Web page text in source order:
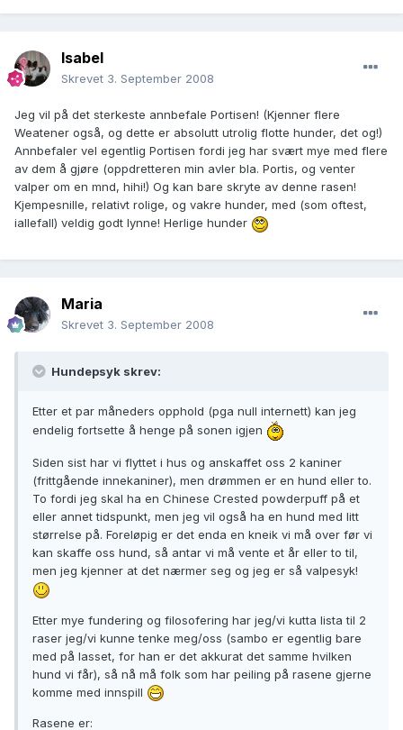
Isabel
Skrevet 3. September 2008
Jeg vil på det sterkeste annbefale Portisen! (Kjenner flere
Weatener også, og dette er absolutt utrolig flotte hunder, det og!)
Annbefaler vel egentlig Portisen fordi jeg har svært mye med flere
av dem å gjøre (oppdretteren min avler bla. Portis, og venter
valper om en mnd, hihi!) Og kan bare skryte av denne rasen!
Kjempesnille, relativt rolige, og vakre hunder, med (som oftest,
iallefall) veldig godt lynne! Herlige hunder
Maria
Skrevet 3. September 2008
Hundepsyk skrev:
Etter et par måneders opphold (pga null internett) kan jeg
endelig fortsette å henge på sonen igjen
Siden sist har vi flyttet i hus og anskaffet oss 2 kaniner
(frittgående innekaniner), men drømmen er en hund eller to.
To fordi jeg skal ha en Chinese Crested powderpuff på et
eller annet tidspunkt, men jeg vil også ha en hund med litt
størrelse på. Foreløpig er det enda en kneik vi må over før vi
kan skaffe oss hund, så antar vi må vente et år eller to til,
men jeg kjenner at det nærmer seg og jeg er så valpesyk!
Etter mye fundering og filosofering har jeg/vi kutta lista til 2
raser jeg/vi kunne tenke meg/oss (sambo er egentlig bare
med på lasset, for han er det akkurat det samme hvilken
hund vi får), så nå må folk som har peiling på rasene gjerne
komme med innspill
Rasene er: